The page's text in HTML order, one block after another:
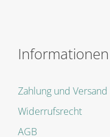
Informationen
Zahlung und Versand
Widerrufsrecht
AGB